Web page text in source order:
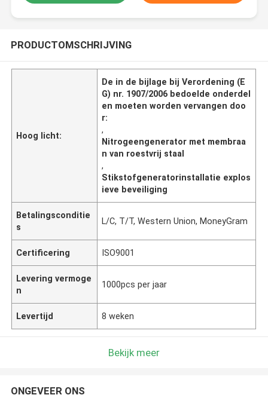
PRODUCTOMSCHRIJVING
Hoog licht:
De in de bijlage bij Verordening (E
G) nr. 1907/2006 bedoelde onderdel
en moeten worden vervangen doo
r:
,
Nitrogeengenerator met membraa
n van roestvrij staal
,
Stikstofgeneratorinstallatie explos
ieve beveiliging
Betalingsconditie
s
L/C, T/T, Western Union, MoneyGram
Certificering ISO9001
Levering vermoge
n
1000pcs per jaar
Levertijd 8 weken
Bekijk meer
ONGEVEER ONS